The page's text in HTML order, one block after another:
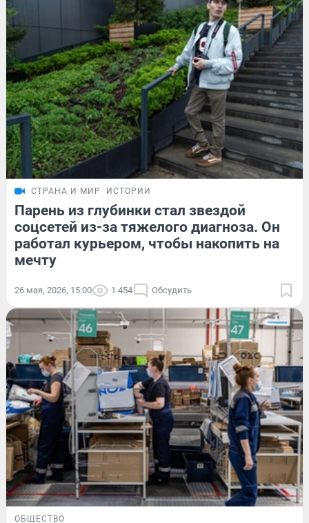
СТРАНА И МИР ИСТОРИИ
Парень из глубинки стал звездой
соцсетей из-за тяжелого диагноза. Он
работал курьером, чтобы накопить на
мечту
26 мая, 2026, 15:00 1 454 Обсудить
ОБЩЕСТВО